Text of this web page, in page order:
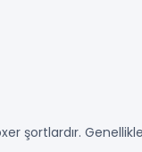
şortlardır.